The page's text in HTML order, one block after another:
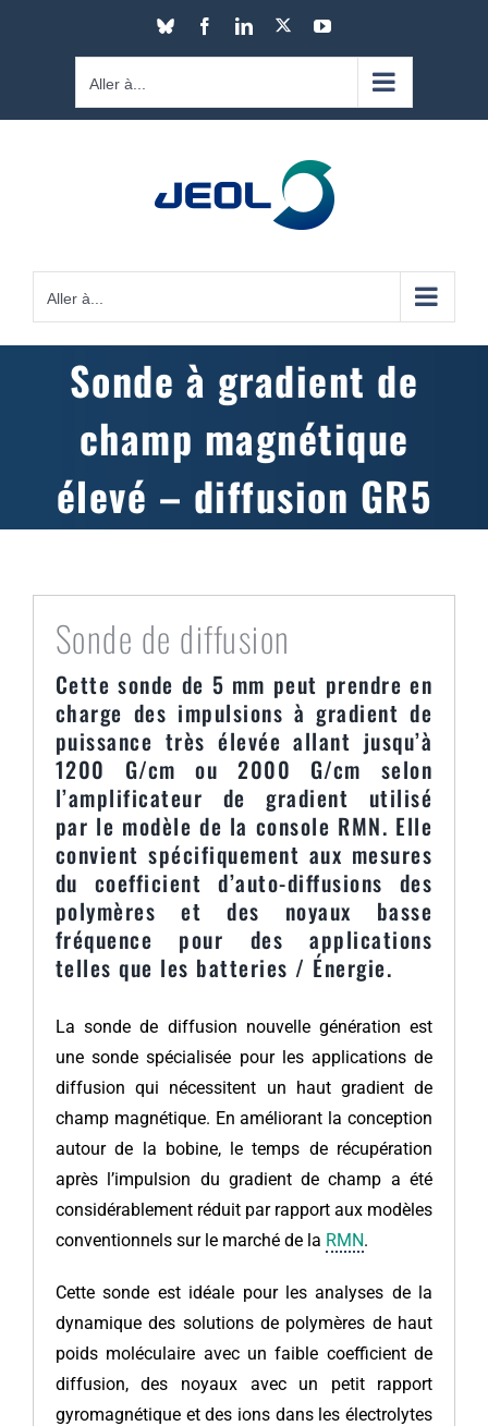
Bluesky FacebookLinkedIn YouTube
Aller à...
Aller à...
Sonde à gradient de
champ magnétique
élevé – diffusion GR5
Sonde de diffusion
Cette sonde de 5 mm peut prendre en
charge des impulsions à gradient de
puissance très élevée allant jusqu’à
1200 G/cm ou 2000 G/cm selon
l’amplificateur de gradient utilisé
par le modèle de la console RMN. Elle
convient spécifiquement aux mesures
du coefficient d’auto-diffusions des
polymères et des noyaux basse
fréquence pour des applications
telles que les batteries / Énergie.
La sonde de diffusion nouvelle génération est
une sonde spécialisée pour les applications de
diffusion qui nécessitent un haut gradient de
champ magnétique. En améliorant la conception
autour de la bobine, le temps de récupération
après l’impulsion du gradient de champ a été
considérablement réduit par rapport aux modèles
conventionnels sur le marché de la RMN.
Cette sonde est idéale pour les analyses de la
dynamique des solutions de polymères de haut
poids moléculaire avec un faible coefficient de
diffusion, des noyaux avec un petit rapport
gyromagnétique et des ions dans les électrolytes